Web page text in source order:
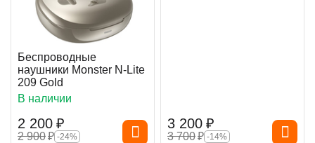
Беспроводные
наушники Monster N-Lite
209 Gold
В наличии
2 200 ₽
2 900₽ -24%
3 200 ₽
3 700₽ -14%